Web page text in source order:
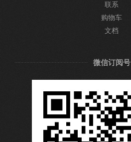
联系
购物车
文档
微信订阅号